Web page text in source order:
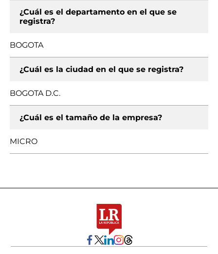
¿Cuál es el departamento en el que se
registra?
BOGOTA
¿Cuál es la ciudad en el que se registra?
BOGOTA D.C.
¿Cuál es el tamaño de la empresa?
MICRO